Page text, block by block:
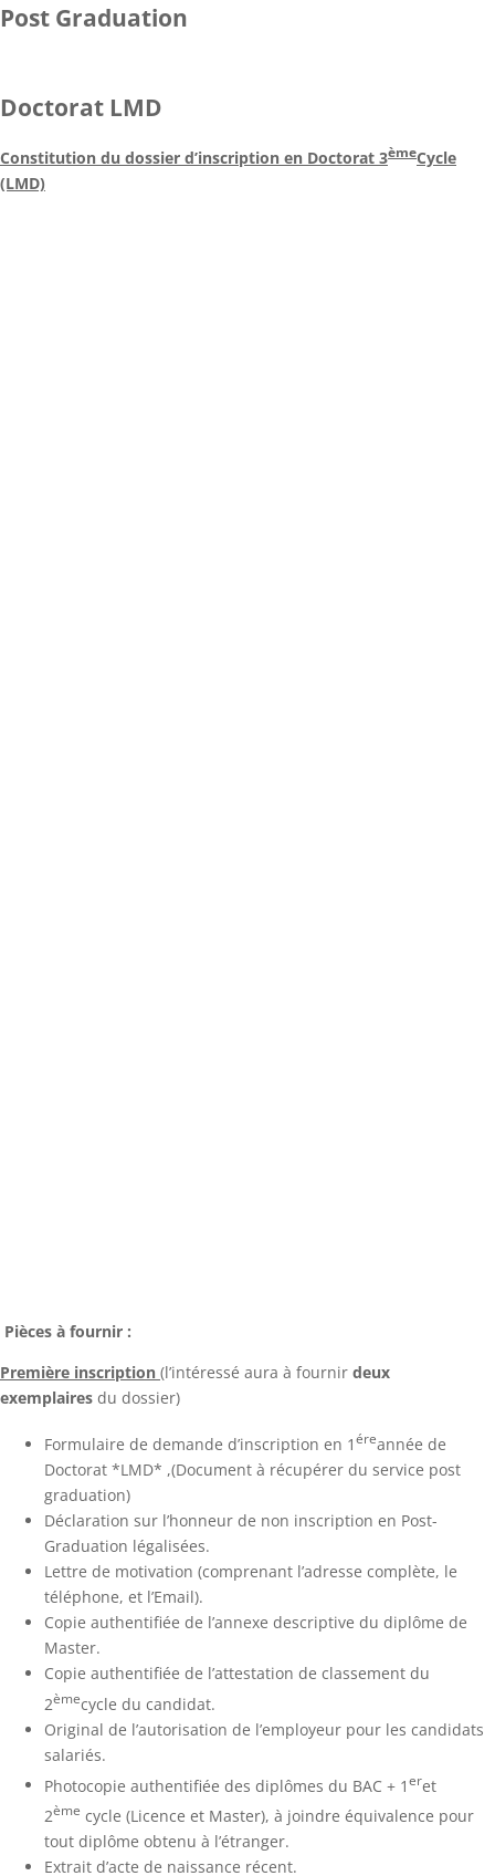
Post Graduation
Doctorat LMD
Constitution du dossier d’inscription en Doctorat 3èmeCycle
(LMD)
Pièces à fournir :
Première inscription (l’intéressé aura à fournir deux
exemplaires du dossier)
Formulaire de demande d’inscription en 1 éreannée de
Doctorat *LMD* ,(Document à récupérer du service post
graduation)
Déclaration sur l’honneur de non inscription en Post-
Graduation légalisées.
Lettre de motivation (comprenant l’adresse complète, le
téléphone, et l’Email).
Copie authentifiée de l’annexe descriptive du diplôme de
Master.
Copie authentifiée de l’attestation de classement du
2èmecycle du candidat.
Original de l’autorisation de l’employeur pour les candidats
salariés.
Photocopie authentifiée des diplômes du BAC + 1 eret
2ème cycle (Licence et Master), à joindre équivalence pour
tout diplôme obtenu à l’étranger.
Extrait d’acte de naissance récent.